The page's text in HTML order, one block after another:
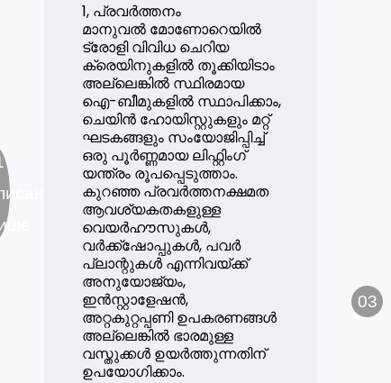
1, പ്രവർത്തനം
മാനുവൽ മോണോറെയിൽ
ട്രോളി വിവിധ ചെറിയ
ക്രെയിനുകളിൽ തൂക്കിയിടാം
അല്ലെങ്കിൽ സ്ഥിരമായ
ഐ-ബീമുകളിൽ സ്ഥാപിക്കാം,
ചെയിൻ ഹോയിസ്റ്റുകളും മറ്റ്
ഘടകങ്ങളും സംയോജിപ്പിച്ച്
ഒരു പൂർണ്ണമായ ലിഫ്റ്റിംഗ്
യന്ത്രം രൂപപ്പെടുത്താം.
കുറഞ്ഞ പ്രവർത്തനക്ഷമത
ആവശ്യകതകളുള്ള
വെയർഹൗസുകൾ,
വർക്ക്ഷോപ്പുകൾ, പവർ
പ്ലാന്റുകൾ എന്നിവയ്ക്ക്
അനുയോജ്യം,
ഇൻസ്റ്റാളേഷൻ,
അറ്റകുറ്റപ്പണി ഉപകരണങ്ങൾ
അല്ലെങ്കിൽ ഭാരമുള്ള
വസ്തുക്കൾ ഉയർത്തുന്നതിന്
ഉപയോഗിക്കാം.
03